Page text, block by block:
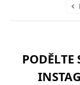
PODĚLTE